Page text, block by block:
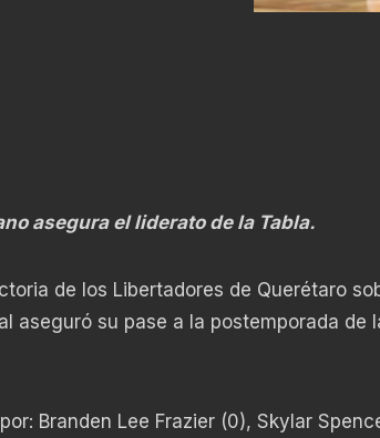
asegura el liderato de la Tabla.
de los Libertadores de Querétaro
aseguró su pase a la postemporada de
Branden Lee Frazier (0), Skylar